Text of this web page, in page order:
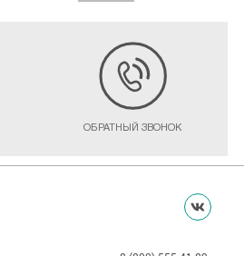
ОБРАТНЫЙ ЗВОНОК